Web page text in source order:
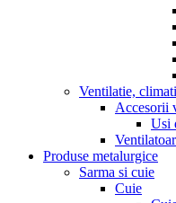
Ventilatie,
Accesorii
Usi
Produse metalurgice
Sarma si cuie
Cuie